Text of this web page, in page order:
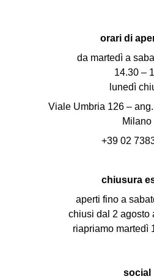
orari di
da martedì a
14.30 –
lunedì
Viale Umbria 126 –
Milano
+39 02
chiusura
aperti fino a
chiusi dal 2 agosto
riapriamo martedì
social